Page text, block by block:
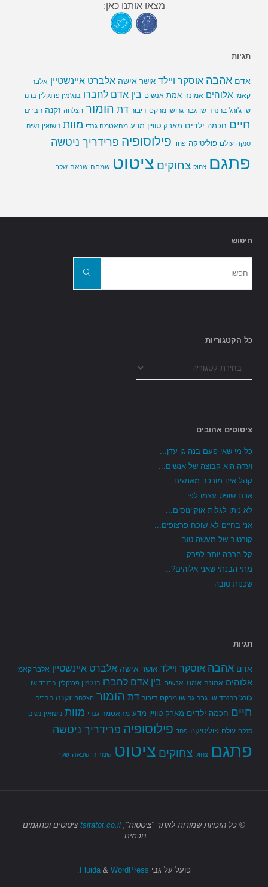
מצאו אותנו כאן:
תגיות
אדם אהבה אוסקר ויילד אושר אישה אלברט איינשטיין אלבר
קאמי אלוהים אמונה אמת אנשים בין אדם לחברו בנג'מין פרנקלין ברנרד
שו ג'ורג' ברנרד שו גבר גרושו מרקס דיבור דת הומור הצלחה זקנה חברים
חיים חכמה ילדים מארק טוויין מדע מהאטמה גנדי מוות נישואין נשים
סנקה עולם פוליטיקה פחד פילוסופיה פרידריך ניטשה
פתגם צחוק צחוקים ציטוט שמחה שנאה שקר
חיפוש
חפשו
כל הקטגוריות
הקטגוריות
ציטוטים אהובים
כל מי שאי פעם בנה גן עדן...
ועדה היא קבוצה של אנשים...
קהל אינו מורכב מאנשים...
אדם שופט עצמו לפי...
לא ניתן לגלות אוקיינוסים...
אני בחיים לא שוכח פרצופים...
קורטוב של מעשה טוב...
קל הרבה יותר לפרק...
מתי הבנתי שאני אלוהים?...
שכנות טובה
תגיות
אדם אהבה אוסקר ויילד אושר אישה אלברט איינשטיין אלבר קאמי
אלוהים אמונה אמת אנשים בין אדם לחברו בנג'מין פרנקלין ברנרד שו
ג'ורג' ברנרד שו גבר גרושו מרקס דיבור דת הומור הצלחה זקנה חברים
חיים חכמה ילדים מארק טוויין מדע מהאטמה גנדי מוות נישואין נשים
סנקה עולם פוליטיקה פחד פילוסופיה פרידריך ניטשה
פתגם צחוק צחוקים ציטוט שמחה שנאה שקר
© כל הזכויות שמורות לאתר "ציטטות", tsitatot.co.il ציטוטים ופתגמים
חכמים.
פועל על גבי & WordPress.